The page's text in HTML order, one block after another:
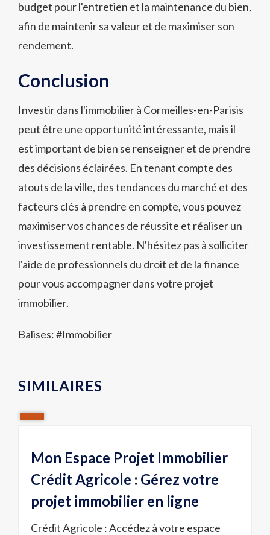
budget pour l'entretien et la maintenance du bien,
afin de maintenir sa valeur et de maximiser son
rendement.
Conclusion
Investir dans l'immobilier à Cormeilles-en-Parisis
peut être une opportunité intéressante, mais il
est important de bien se renseigner et de prendre
des décisions éclairées. En tenant compte des
atouts de la ville, des tendances du marché et des
facteurs clés à prendre en compte, vous pouvez
maximiser vos chances de réussite et réaliser un
investissement rentable. N'hésitez pas à solliciter
l'aide de professionnels du droit et de la finance
pour vous accompagner dans votre projet
immobilier.
Balises: #Immobilier
SIMILAIRES
Mon Espace Projet Immobilier
Crédit Agricole : Gérez votre
projet immobilier en ligne
Crédit Agricole : Accédez à votre espace